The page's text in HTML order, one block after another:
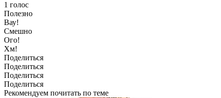
1 голос
Полезно
Вау!
Смешно
Ого!
Хм!
Поделиться
Поделиться
Поделиться
Поделиться
Рекомендуем почитать по теме